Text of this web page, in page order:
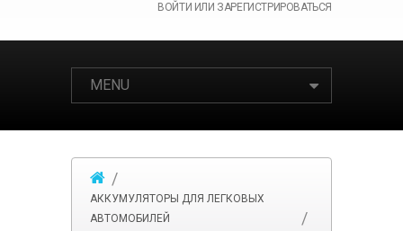
ВОЙТИ ИЛИ ЗАРЕГИСТРИРОВАТЬСЯ
MENU
АККУМУЛЯТОРЫ ДЛЯ ЛЕГКОВЫХ
АВТОМОБИЛЕЙ